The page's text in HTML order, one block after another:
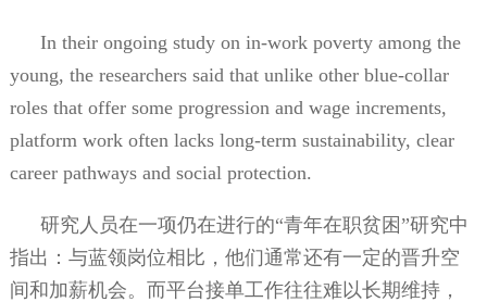
In their ongoing study on in-work poverty among the
young, the researchers said that unlike other blue-collar
roles that offer some progression and wage increments,
platform work often lacks long-term sustainability, clear
career pathways and social protection.
研究人员在一项仍在进行的“青年在职贫困”研究中
指出：与蓝领岗位相比，他们通常还有一定的晋升空
间和加薪机会。而平台接单工作往往难以长期维持，